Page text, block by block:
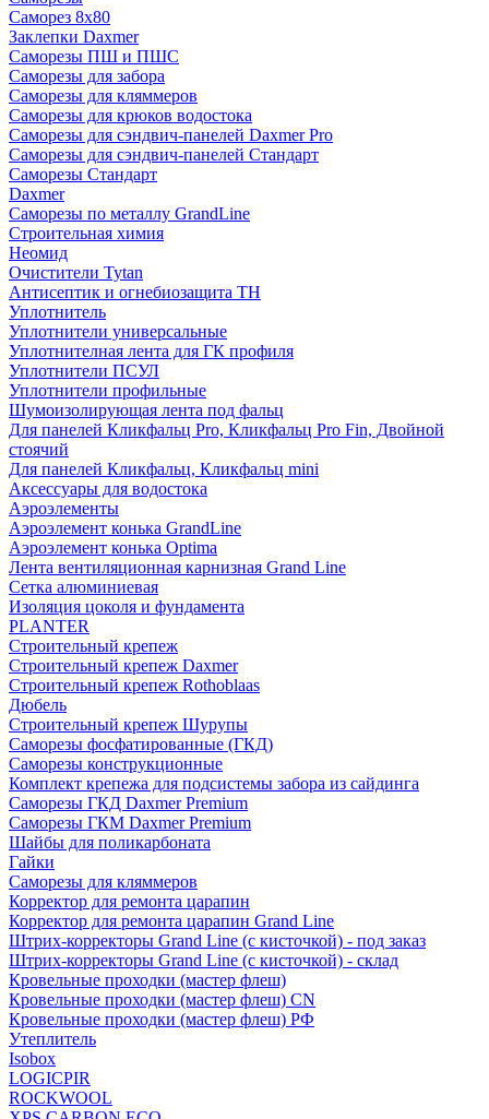
Саморез 8х80
Заклепки Daxmer
Саморезы ПШ и ПШС
Саморезы для забора
Саморезы для кляммеров
Саморезы для крюков водостока
Саморезы для сэндвич-панелей Daxmer Pro
Саморезы для сэндвич-панелей Стандарт
Саморезы Стандарт
Daxmer
Саморезы по металлу GrandLine
Строительная химия
Неомид
Очистители Tytan
Антисептик и огнебиозащита ТН
Уплотнитель
Уплотнители универсальные
Уплотнителная лента для ГК профиля
Уплотнители ПСУЛ
Уплотнители профильные
Шумоизолирующая лента под фальц
Для панелей Кликфальц Pro, Кликфальц Pro Fin, Двойной
стоячий
Для панелей Кликфальц, Кликфальц mini
Аксессуары для водостока
Аэроэлементы
Аэроэлемент конька GrandLine
Аэроэлемент конька Optima
Лента вентиляционная карнизная Grand Line
Сетка алюминиевая
Изоляция цоколя и фундамента
PLANTER
Строительный крепеж
Строительный крепеж Daxmer
Строительный крепеж Rothoblaas
Дюбель
Строительный крепеж Шурупы
Саморeзы фосфатированные (ГКД)
Саморезы конструкционные
Комплект крепежа для подсистемы забора из сайдинга
Саморезы ГКД Daxmer Premium
Саморезы ГКМ Daxmer Premium
Шайбы для поликарбоната
Гайки
Саморезы для кляммеров
Корректор для ремонта царапин
Корректор для ремонта царапин Grand Line
Штрих-корректоры Grand Line (с кисточкой) - под заказ
Штрих-корректоры Grand Line (с кисточкой) - склад
Кровельные проходки (мастер флеш)
Кровельные проходки (мастер флеш) CN
Кровельные проходки (мастер флеш) РФ
Утеплитель
Isobox
LOGICPIR
ROCKWOOL